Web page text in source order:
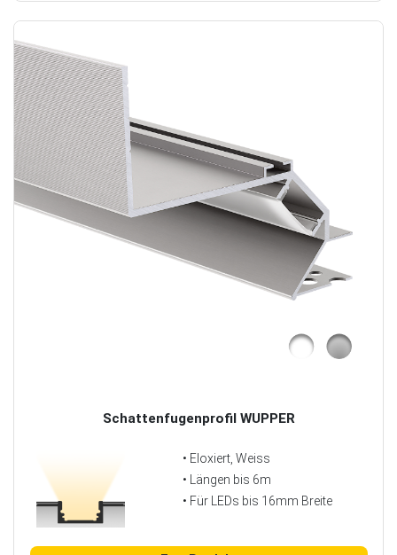
Schattenfugenprofil WUPPER
• Eloxiert, Weiss
• Längen bis 6m
• Für LEDs bis 16mm Breite